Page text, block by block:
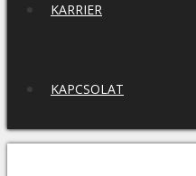
KARRIER
KAPCSOLAT